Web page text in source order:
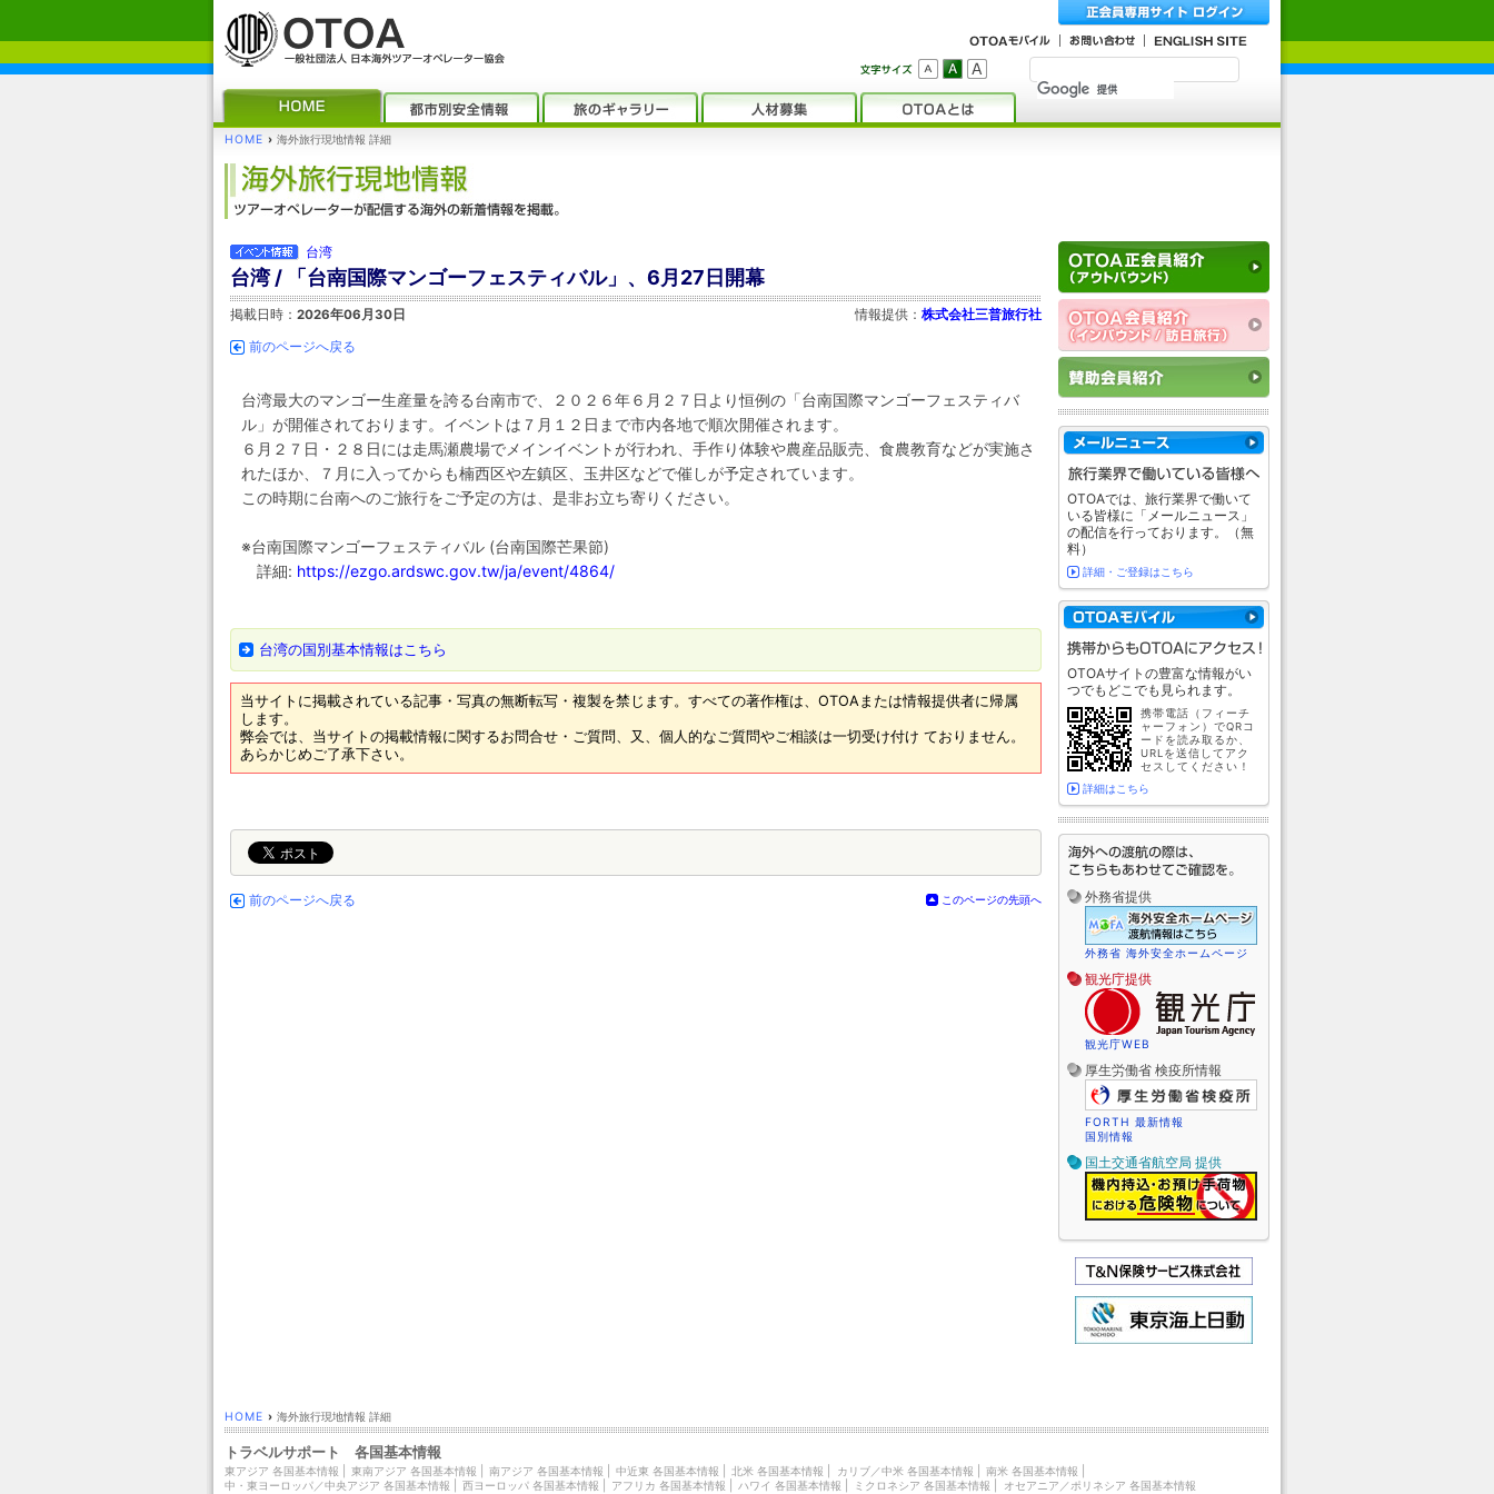
HOME › 海外旅行現地情報 詳細
台湾
台湾 / 「台南国際マンゴーフェスティバル」、6月27日開幕
掲載日時： 2026年06月30日 情報提供： 株式会社三普旅行社
前のページへ戻る
台湾最大のマンゴー生産量を誇る台南市で、２０２６年６月２７日より恒例の「台南国際マンゴーフェスティバ
ル」が開催されております。イベントは７月１２日まで市内各地で順次開催されます。
６月２７日・２８日には走馬瀬農場でメインイベントが行われ、手作り体験や農産品販売、食農教育などが実施さ
れたほか、７月に入ってからも楠西区や左鎮区、玉井区などで催しが予定されています。
この時期に台南へのご旅行をご予定の方は、是非お立ち寄りください。
※台南国際マンゴーフェスティバル (台南国際芒果節)
詳細: https://ezgo.ardswc.gov.tw/ja/event/4864/
台湾の国別基本情報はこちら
当サイトに掲載されている記事・写真の無断転写・複製を禁じます。すべての著作権は、OTOAまたは情報提供者に帰属
します。
弊会では、当サイトの掲載情報に関するお問合せ・ご質問、又、個人的なご質問やご相談は一切受け付け ておりません。
あらかじめご了承下さい。
前のページへ戻る このページの先頭へ
OTOAでは、旅行業界で働いて
いる皆様に「メールニュース」
の配信を行っております。（無
料）
詳細・ご登録はこちら
OTOAサイトの豊富な情報がい
つでもどこでも見られます。
携帯電話（フィーチ
ャーフォン）でQRコ
ードを読み取るか、
URLを送信してアク
セスしてください！
詳細はこちら
外務省提供
外務省 海外安全ホームページ
観光庁提供
観光庁WEB
厚生労働省 検疫所情報
FORTH 最新情報
国別情報
国土交通省航空局 提供
HOME › 海外旅行現地情報 詳細
トラベルサポート 各国基本情報
東アジア 各国基本情報 東南アジア 各国基本情報 南アジア 各国基本情報 中近東 各国基本情報 北米 各国基本情報 カリブ／中米 各国基本情報 南米 各国基本情報
中・東ヨーロッパ／中央アジア 各国基本情報
西ヨーロッパ 各国基本情報 アフリカ 各国基本情報 ハワイ 各国基本情報 ミクロネシア 各国基本情報 オセアニア／ポリネシア 各国基本情報